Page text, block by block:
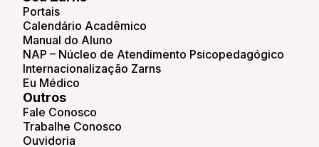
Portais
Calendário Acadêmico
Manual do Aluno
NAP – Núcleo de Atendimento Psicopedagógico
Internacionalização Zarns
Eu Médico
Outros
Fale Conosco
Trabalhe Conosco
Ouvidoria